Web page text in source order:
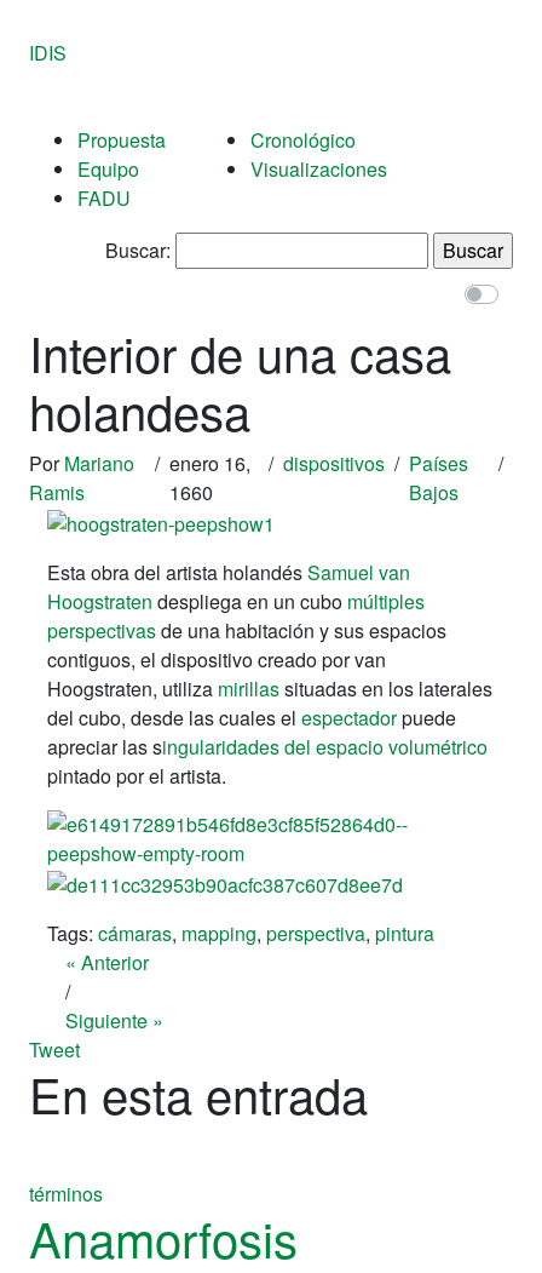
IDIS
Propuesta
Equipo
FADU
Cronológico
Visualizaciones
Buscar:
Interior de una casa
holandesa
PorMariano
Ramis
/ enero 16,
1660
/ dispositivos / Países
Bajos
/
Esta obra del artista holandésSamuel van
Hoogstraten despliega en un cubo múltiples
perspectivasde una habitación y sus espacios
contiguos, el dispositivo creado por van
Hoogstraten, utiliza mirillassituadas en los laterales
del cubo, desde las cuales el espectadorpuede
apreciar las singularidades del espacio volumétrico
pintado por el artista.
Tags: cámaras, mapping, perspectiva, pintura
« Anterior
/
Siguiente »
Tweet
En esta entrada
términos
Anamorfosis